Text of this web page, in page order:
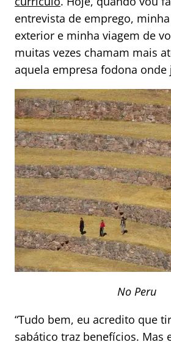
entrevista de emprego,
exterior e minha viagem de
muitas vezes chamam mais
aquela empresa fodona onde
No Peru
“Tudo bem, eu acredito que
sabático traz benefícios. Mas